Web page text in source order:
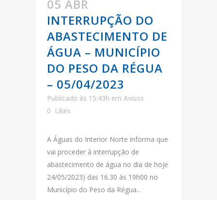
05 ABR
INTERRUPÇÃO DO
ABASTECIMENTO DE
ÁGUA – MUNICÍPIO
DO PESO DA RÉGUA
– 05/04/2023
Publicado às 15:43h em Avisos
0 Likes
A Águas do Interior Norte informa que
vai proceder à interrupção de
abastecimento de água no dia de hoje
24/05/2023) das 16.30 às 19h00 no
Município do Peso da Régua...